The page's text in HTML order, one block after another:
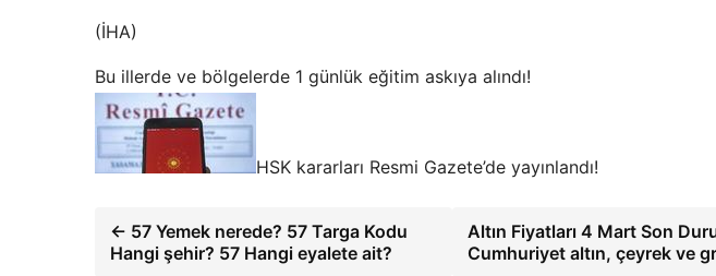
(İHA)
Bu illerde ve bölgelerde 1 günlük eğitim askıya alındı!
HSK kararları Resmi Gazete’de yayınlandı!
← 57 Yemek nerede? 57 Targa Kodu
Hangi şehir? 57 Hangi eyalete ait?
Altın Fiyatları 4 Mart Son
Cumhuriyet altın, çeyrek ve